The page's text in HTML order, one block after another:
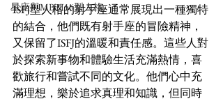
星座與MBTI16型人格
ISFJ型人格的射手座通常展現出一種獨特
的結合，他們既有射手座的冒險精神，
又保留了ISFJ的溫暖和責任感。這些人對
於探索新事物和體驗生活充滿熱情，喜
歡旅行和嘗試不同的文化。他們心中充
滿理想，樂於追求真理和知識，但同時